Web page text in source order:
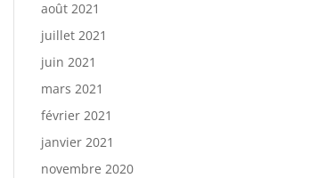
août 2021
juillet 2021
juin 2021
mars 2021
février 2021
janvier 2021
novembre 2020